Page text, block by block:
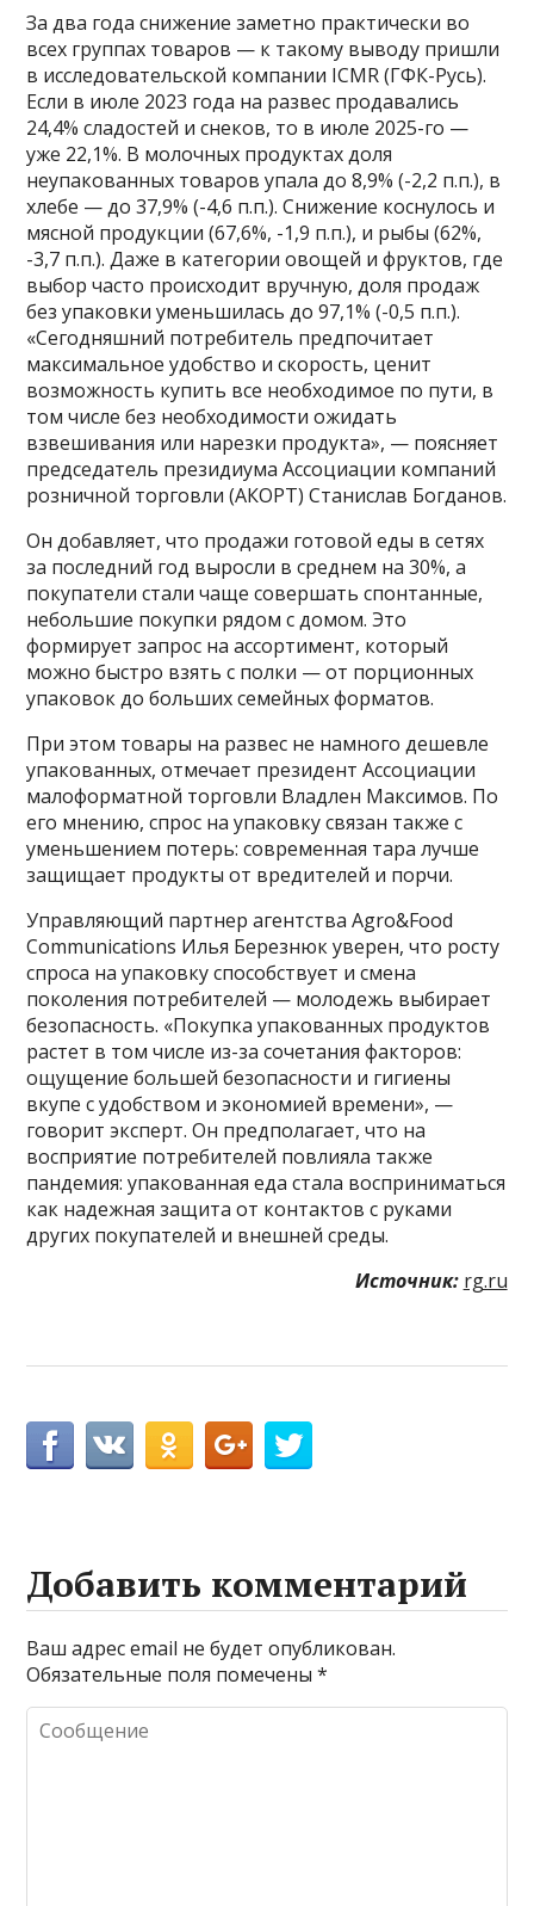
За два года снижение заметно практически во
всех группах товаров — к такому выводу пришли
в исследовательской компании ICMR (ГФК-Русь).
Если в июле 2023 года на развес продавались
24,4% сладостей и снеков, то в июле 2025-го —
уже 22,1%. В молочных продуктах доля
неупакованных товаров упала до 8,9% (-2,2 п.п.), в
хлебе — до 37,9% (-4,6 п.п.). Снижение коснулось и
мясной продукции (67,6%, -1,9 п.п.), и рыбы (62%,
-3,7 п.п.). Даже в категории овощей и фруктов, где
выбор часто происходит вручную, доля продаж
без упаковки уменьшилась до 97,1% (-0,5 п.п.).
«Сегодняшний потребитель предпочитает
максимальное удобство и скорость, ценит
возможность купить все необходимое по пути, в
том числе без необходимости ожидать
взвешивания или нарезки продукта», — поясняет
председатель президиума Ассоциации компаний
розничной торговли (АКОРТ) Станислав Богданов.
Он добавляет, что продажи готовой еды в сетях
за последний год выросли в среднем на 30%, а
покупатели стали чаще совершать спонтанные,
небольшие покупки рядом с домом. Это
формирует запрос на ассортимент, который
можно быстро взять с полки — от порционных
упаковок до больших семейных форматов.
При этом товары на развес не намного дешевле
упакованных, отмечает президент Ассоциации
малоформатной торговли Владлен Максимов. По
его мнению, спрос на упаковку связан также с
уменьшением потерь: современная тара лучше
защищает продукты от вредителей и порчи.
Управляющий партнер агентства Agro&Food
Communications Илья Березнюк уверен, что росту
спроса на упаковку способствует и смена
поколения потребителей — молодежь выбирает
безопасность. «Покупка упакованных продуктов
растет в том числе из-за сочетания факторов:
ощущение большей безопасности и гигиены
вкупе с удобством и экономией времени», —
говорит эксперт. Он предполагает, что на
восприятие потребителей повлияла также
пандемия: упакованная еда стала восприниматься
как надежная защита от контактов с руками
других покупателей и внешней среды.
Источник: rg.ru
Добавить комментарий
Ваш адрес email не будет опубликован.
Обязательные поля помечены*